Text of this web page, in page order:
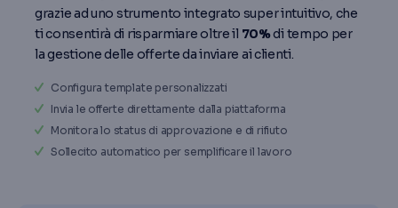
grazie ad uno strumento integrato super intuitivo, che
ti consentirà di risparmiare oltre il 70%di tempo per
la gestione delle offerte da inviare ai clienti.
Configura template personalizzati
Invia le offerte direttamente dalla piattaforma
Monitora lo status di approvazione e di rifiuto
Sollecito automatico per semplificare il lavoro